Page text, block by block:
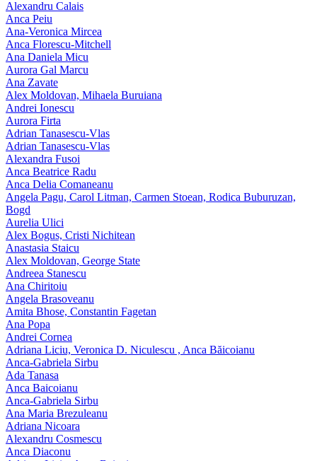
Alexandru Calais
Anca Peiu
Ana-Veronica Mircea
Anca Florescu-Mitchell
Ana Daniela Micu
Aurora Gal Marcu
Ana Zavate
Alex Moldovan, Mihaela Buruiana
Andrei Ionescu
Aurora Firta
Adrian Tanasescu‑Vlas
Adrian Tanasescu-Vlas
Alexandra Fusoi
Anca Beatrice Radu
Anca Delia Comaneanu
Angela Pagu, Carol Litman, Carmen Stoean, Rodica Buburuzan,
Bogd
Aurelia Ulici
Alex Bogus, Cristi Nichitean
Anastasia Staicu
Alex Moldovan, George State
Andreea Stanescu
Ana Chiritoiu
Angela Brasoveanu
Amita Bhose, Constantin Fagetan
Ana Popa
Andrei Cornea
Adriana Liciu, Veronica D. Niculescu , Anca Băicoianu
Anca‑Gabriela Sirbu
Ada Tanasa
Anca Baicoianu
Anca-Gabriela Sirbu
Ana Maria Brezuleanu
Adriana Nicoara
Alexandru Cosmescu
Anca Diaconu